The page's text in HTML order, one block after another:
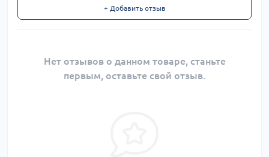
+ Добавить отзыв
Нет отзывов о данном товаре, станьте
первым, оставьте свой отзыв.